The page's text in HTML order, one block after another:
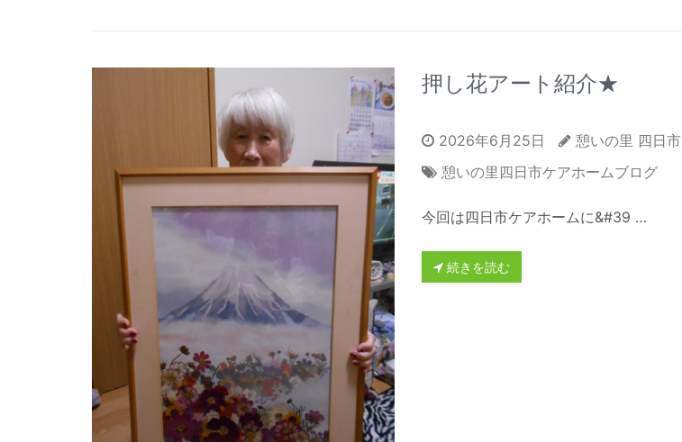
押し花アート紹介★
2026年6月25日
憩いの里 四日市
憩いの里四日市ケアホームブログ
今回は四日市ケアホームに&#39 …
続きを読む